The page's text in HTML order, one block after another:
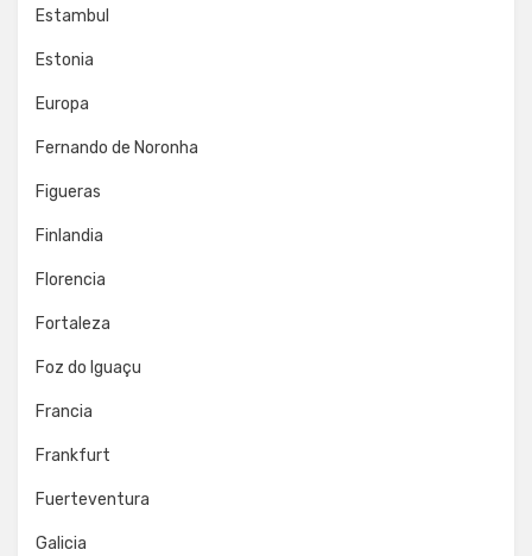
Estambul
Estonia
Europa
Fernando de Noronha
Figueras
Finlandia
Florencia
Fortaleza
Foz do Iguaçu
Francia
Frankfurt
Fuerteventura
Galicia